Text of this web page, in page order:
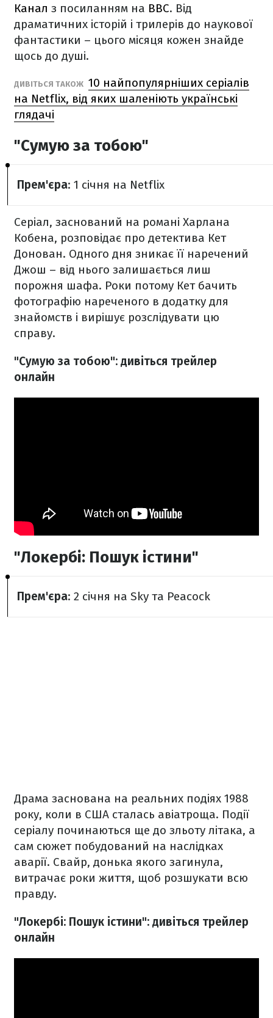
Канал з посиланням на BBC. Від
драматичних історій і трилерів до наукової
фантастики – цього місяця кожен знайде
щось до душі.
ДИВІТЬСЯ ТАКОЖ 10 найпопулярніших серіалів
на Netflix, від яких шаленіють українські
глядачі
"Сумую за тобою"
Прем'єра: 1 січня на Netflix
Серіал, заснований на романі Харлана
Кобена, розповідає про детектива Кет
Донован. Одного дня зникає її наречений
Джош – від нього залишається лиш
порожня шафа. Роки потому Кет бачить
фотографію нареченого в додатку для
знайомств і вирішує розслідувати цю
справу.
"Сумую за тобою": дивіться трейлер
онлайн
"Локербі: Пошук істини"
Прем'єра: 2 січня на Sky та Peacock
Драма заснована на реальних подіях 1988
року, коли в США сталась авіатроща. Події
серіалу починаються ще до зльоту літака, а
сам сюжет побудований на наслідках
аварії. Свайр, донька якого загинула,
витрачає роки життя, щоб розшукати всю
правду.
"Локербі: Пошук істини": дивіться трейлер
онлайн